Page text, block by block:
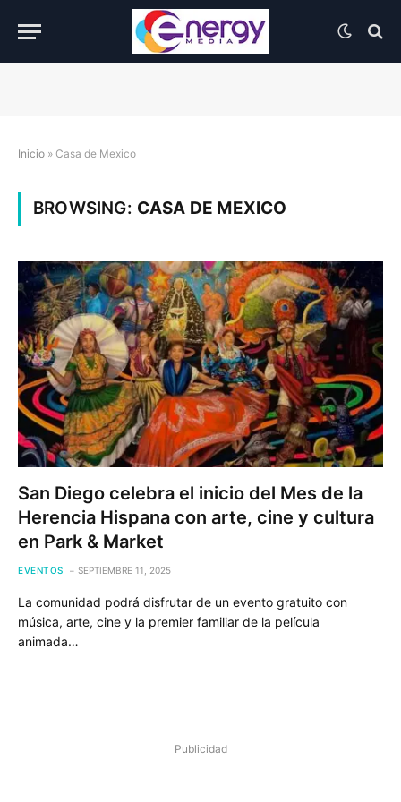
Inicio » Casa de Mexico
BROWSING: CASA DE MEXICO
San Diego celebra el inicio del Mes de la
Herencia Hispana con arte, cine y cultura
en Park & Market
EVENTOS SEPTIEMBRE 11, 2025
La comunidad podrá disfrutar de un evento gratuito con
música, arte, cine y la premier familiar de la película
animada…
Publicidad